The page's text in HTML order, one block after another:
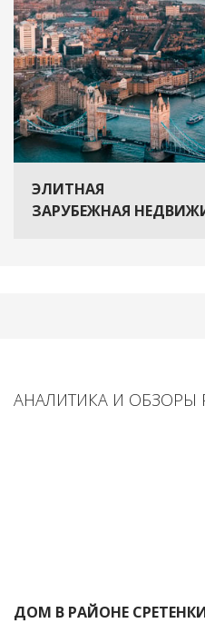
ЭЛИТНАЯ
ЗАРУБЕЖНАЯ
АНАЛИТИКА И ОБЗОРЫ
ДОМ В РАЙОНЕ